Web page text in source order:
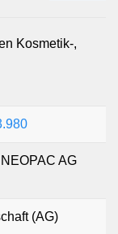
Kosmetik-,
AG
(AG)